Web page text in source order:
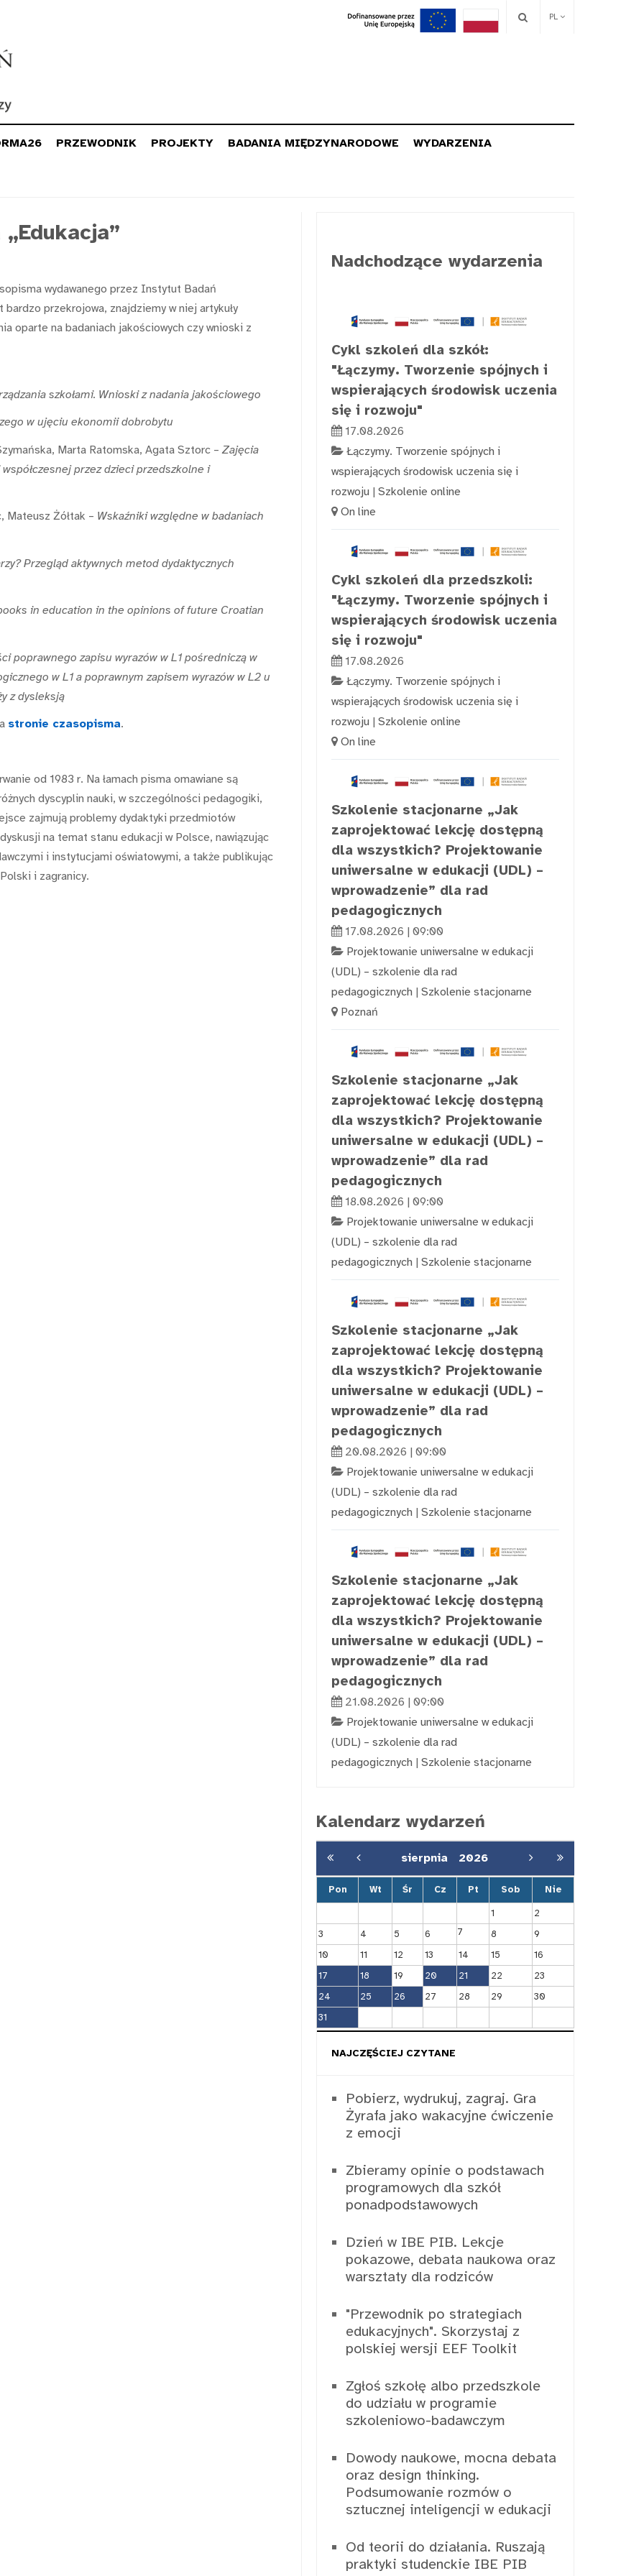
PL
PRZEWODNIK PROJEKTY BADANIA MIĘDZYNARODOWE WYDARZENIA
wydawanego przez Instytut Badań
przekrojowa, znajdziemy w niej artykuły
oparte na badaniach jakościowych czy wnioski z
szkołami. Wnioski z nadania jakościowego
w ujęciu ekonomii dobrobytu
Marta Ratomska, Agata Sztorc –Zajęcia
przez dzieci przedszkolne i
Mateusz Żółtak – Wskaźniki względne w badaniach
Przegląd aktywnych metod dydaktycznych
in education in the opinions of future Croatian
poprawnego zapisu wyrazów w L1 pośredniczą w
w L1 a poprawnym zapisem wyrazów w L2 u
z dysleksją
stronie czasopisma.
od 1983 r. Na łamach pisma omawiane są
dyscyplin nauki, w szczególności pedagogiki,
zajmują problemy dydaktyki przedmiotów
na temat stanu edukacji w Polsce, nawiązując
i instytucjami oświatowymi, a także publikując
i zagranicy.
Nadchodzące wydarzenia
Cykl szkoleń dla szkół:
"Łączymy. Tworzenie spójnych i
wspierających środowisk uczenia
się i rozwoju"
17.08.2026
Łączymy. Tworzenie spójnych i
wspierających środowisk uczenia się i
rozwoju | Szkolenie online
On line
Cykl szkoleń dla przedszkoli:
"Łączymy. Tworzenie spójnych i
wspierających środowisk uczenia
się i rozwoju"
17.08.2026
Łączymy. Tworzenie spójnych i
wspierających środowisk uczenia się i
rozwoju | Szkolenie online
On line
Szkolenie stacjonarne „Jak
zaprojektować lekcję dostępną
dla wszystkich? Projektowanie
uniwersalne w edukacji (UDL) –
wprowadzenie” dla rad
pedagogicznych
17.08.2026 | 09:00
Projektowanie uniwersalne w edukacji
(UDL) – szkolenie dla rad
pedagogicznych | Szkolenie stacjonarne
Poznań
Szkolenie stacjonarne „Jak
zaprojektować lekcję dostępną
dla wszystkich? Projektowanie
uniwersalne w edukacji (UDL) –
wprowadzenie” dla rad
pedagogicznych
18.08.2026 | 09:00
Projektowanie uniwersalne w edukacji
(UDL) – szkolenie dla rad
pedagogicznych | Szkolenie stacjonarne
Szkolenie stacjonarne „Jak
zaprojektować lekcję dostępną
dla wszystkich? Projektowanie
uniwersalne w edukacji (UDL) –
wprowadzenie” dla rad
pedagogicznych
20.08.2026 | 09:00
Projektowanie uniwersalne w edukacji
(UDL) – szkolenie dla rad
pedagogicznych | Szkolenie stacjonarne
Szkolenie stacjonarne „Jak
zaprojektować lekcję dostępną
dla wszystkich? Projektowanie
uniwersalne w edukacji (UDL) –
wprowadzenie” dla rad
pedagogicznych
21.08.2026 | 09:00
Projektowanie uniwersalne w edukacji
(UDL) – szkolenie dla rad
pedagogicznych | Szkolenie stacjonarne
Kalendarz wydarzeń
sierpnia 2026
Pon Wt Śr Cz Pt Sob Nie
1
2
3
4 5 6 7 8
9
10
11 12 13 14 15
16
17
18 19 20 21 22
23
24
25 26 27 28 29
30
31
NAJCZĘŚCIEJ CZYTANE
Pobierz, wydrukuj, zagraj. Gra
Żyrafa jako wakacyjne ćwiczenie
z emocji
Zbieramy opinie o podstawach
programowych dla szkół
ponadpodstawowych
Dzień w IBE PIB. Lekcje
pokazowe, debata naukowa oraz
warsztaty dla rodziców
"Przewodnik po strategiach
edukacyjnych". Skorzystaj z
polskiej wersji EEF Toolkit
Zgłoś szkołę albo przedszkole
do udziału w programie
szkoleniowo-badawczym
Dowody naukowe, mocna debata
oraz design thinking.
Podsumowanie rozmów o
sztucznej inteligencji w edukacji
Od teorii do działania. Ruszają
praktyki studenckie IBE PIB